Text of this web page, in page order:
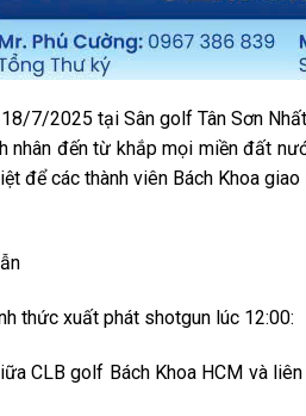
7/2025 tại Sân golf Tân Sơn
nhân đến từ khắp mọi miền đất
để các thành viên Bách Khoa
thức xuất phát shotgun lúc 12:00:
CLB golf Bách Khoa HCM và